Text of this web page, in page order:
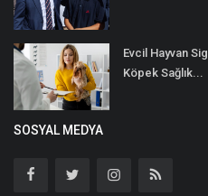
Evcil Hayvan
Köpek Sağlık...
SOSYAL MEDYA